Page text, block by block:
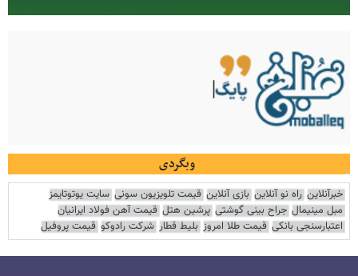
وبگردی
خبرآنلاین راه نو آنلاین بازی آنلاین قیمت تلویزیون سونی سایت یوتوتایمز
مبل مینیمال جراح بینی گوشتی پرشین هتل قیمت آهن فولاد ایرانیان
اعتبارسنجی بانکی قیمت طلا امروز بلیط قطار شرکت رادوکو قیمت پروفیل